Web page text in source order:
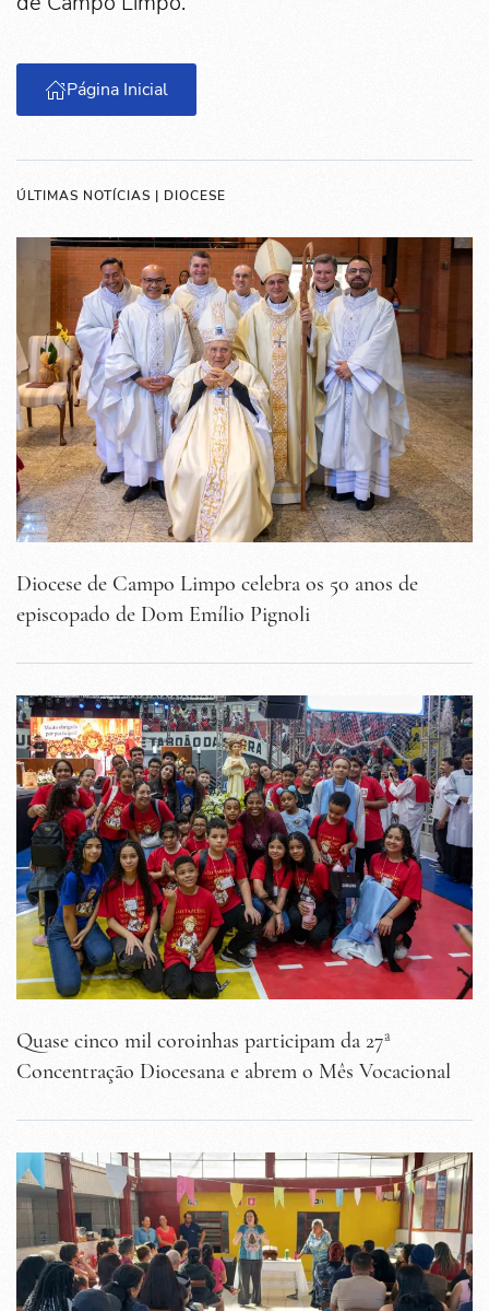
Página Inicial
ÚLTIMAS NOTÍCIAS | DIOCESE
Diocese de Campo Limpo celebra os 50 anos de
episcopado de Dom Emílio Pignoli
Quase cinco mil coroinhas participam da 27ª
Concentração Diocesana e abrem o Mês Vocacional